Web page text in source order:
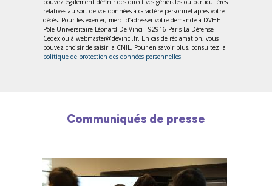
pouvez également définir des directives générales ou particulières
relatives au sort de vos données à caractère personnel après votre
décès. Pour les exercer, merci d’adresser votre demande à DVHE -
Pôle Universitaire Léonard De Vinci - 92916 Paris La Défense
Cedex ou à webmaster@devinci.fr. En cas de réclamation, vous
pouvez choisir de saisir la CNIL. Pour en savoir plus, consultez la
politique de protection des données personnelles.
Communiqués de presse